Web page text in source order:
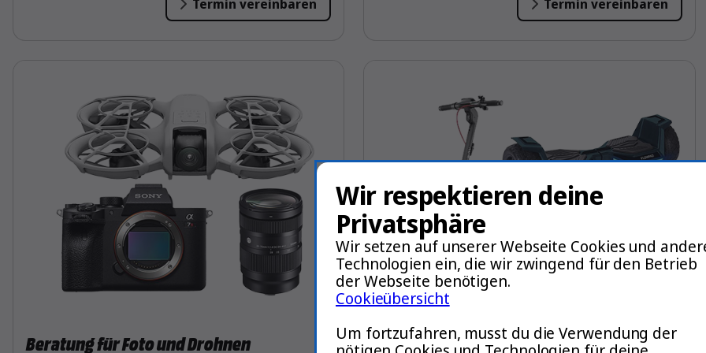
Termin vereinbaren Termin vereinbaren
Beratung für Foto und Drohnen Beratung für Freizeit und Sport
Wir respektieren deine
Privatsphäre
Wir setzen auf unserer Webseite Cookies und
Technologien ein, die wir zwingend für den Betrieb
der Webseite benötigen.
Cookieübersicht
Um fortzufahren, musst du die Verwendung der